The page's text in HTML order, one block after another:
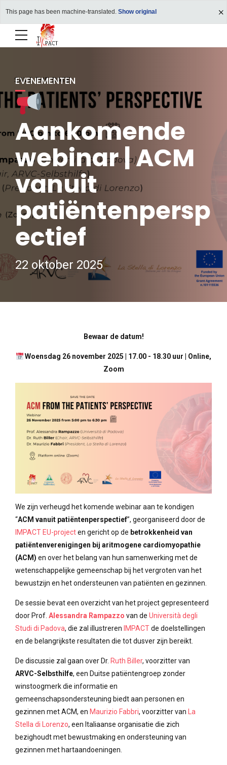
This page has been machine-translated. Show original
EVENEMENTEN
Aankomende
webinar | ACM
vanuit
patiëntenpersp
ectief
22 oktober 2025
Bewaar de datum!
Woensdag 26 november 2025 | 17.00 - 18.30 uur | Online,
Zoom
We zijn verheugd het komende webinar aan te kondigen
“ACM vanuit patiëntenperspectief”, georganiseerd door de
IMPACT EU-projecten gericht op de betrokkenheid van
patiëntenverenigingen bij aritmogene cardiomyopathie
(ACM) en over het belang van hun samenwerking met de
wetenschappelijke gemeenschap bij het vergroten van het
bewustzijn en het ondersteunen van patiënten en gezinnen.
De sessie bevat een overzicht van het project gepresenteerd
door Prof. Alessandra Rampazzo van de Università degli
Studi di Padova, die zal illustreren IMPACTde doelstellingen
en de belangrijkste resultaten die tot dusver zijn bereikt.
De discussie zal gaan over Dr. Ruth Biller, voorzitter van
ARVC-Selbsthilfe, een Duitse patiëntengroep zonder
winstoogmerk die informatie en
gemeenschapsondersteuning biedt aan personen en
gezinnen met ACM, en Maurizio Fabbri, voorzitter van La
Stella di Lorenzo, een Italiaanse organisatie die zich
bezighoudt met bewustmaking en ondersteuning van
gezinnen met hartaandoeningen.